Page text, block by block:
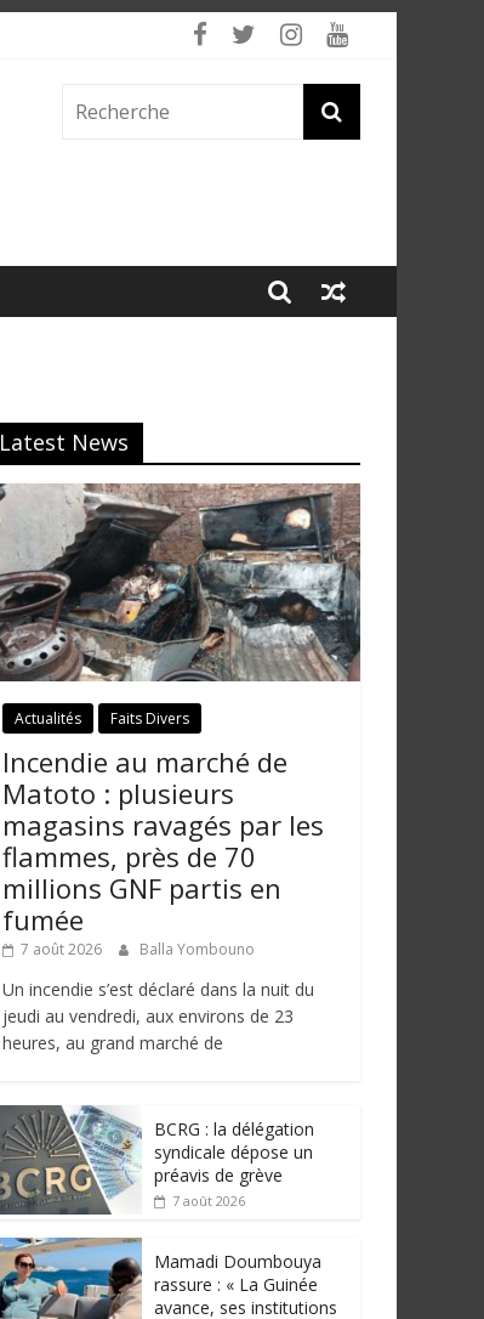
Latest News
Actualités Faits Divers
Incendie au marché de
Matoto : plusieurs
magasins ravagés par les
flammes, près de 70
millions GNF partis en
fumée
7 août 2026 Balla Yombouno
Un incendie s’est déclaré dans la nuit du
jeudi au vendredi, aux environs de 23
heures, au grand marché de
BCRG : la délégation
syndicale dépose un
préavis de grève
7 août 2026
Mamadi Doumbouya
rassure : « La Guinée
avance, ses institutions